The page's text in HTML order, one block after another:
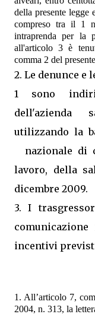
della presente legge
compreso tra il 1
intraprenda per la
all'articolo 3 è
comma 2 del
2. Le denunce
1 sono
dell'azienda
utilizzando la
nazionale di
lavoro, della
dicembre 2009.
3. I
incentivi
1. All’articolo 7,
2004, n. 313, la